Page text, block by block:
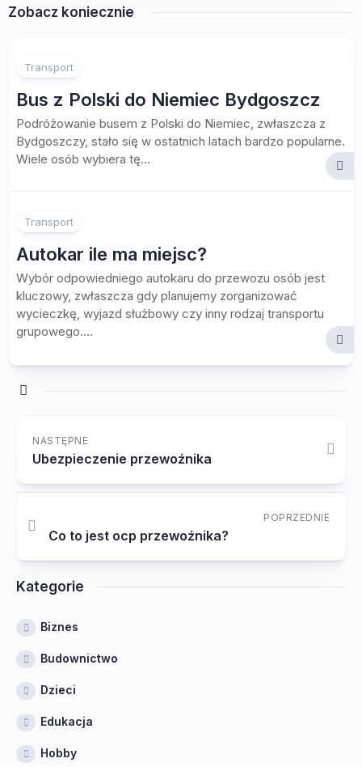
Zobacz koniecznie
Transport
Bus z Polski do Niemiec Bydgoszcz
Podróżowanie busem z Polski do Niemiec, zwłaszcza z
Bydgoszczy, stało się w ostatnich latach bardzo popularne.
Wiele osób wybiera tę...
Transport
Autokar ile ma miejsc?
Wybór odpowiedniego autokaru do przewozu osób jest
kluczowy, zwłaszcza gdy planujemy zorganizować
wycieczkę, wyjazd służbowy czy inny rodzaj transportu
grupowego....
NASTĘPNE
Ubezpieczenie przewoźnika
POPRZEDNIE
Co to jest ocp przewoźnika?
Kategorie
Biznes
Budownictwo
Dzieci
Edukacja
Hobby